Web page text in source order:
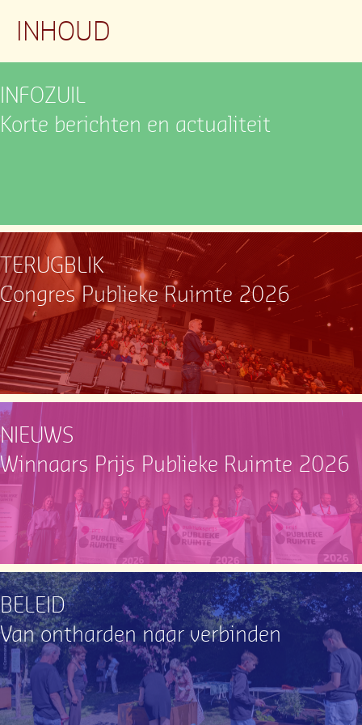
INHOUD
INFOZUIL
Korte berichten en actualiteit
TERUGBLIK
Congres Publieke Ruimte 2026
NIEUWS
Winnaars Prijs Publieke Ruimte 2026
BELEID
Van ontharden naar verbinden